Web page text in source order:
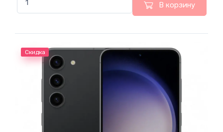
В корзину
Скидка